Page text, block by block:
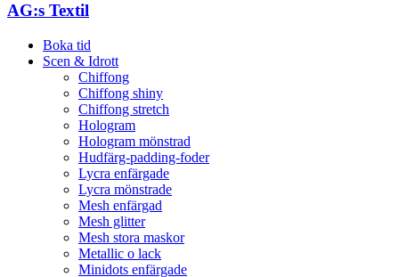
AG:s Textil
Boka tid
Scen & Idrott
Chiffong
Chiffong shiny
Chiffong stretch
Hologram
Hologram mönstrad
Hudfärg-padding-foder
Lycra enfärgade
Lycra mönstrade
Mesh enfärgad
Mesh glitter
Mesh stora maskor
Metallic o lack
Minidots enfärgade